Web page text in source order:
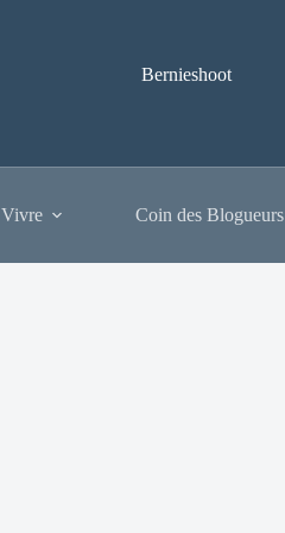
Bernieshoot
Coin des Blogueurs